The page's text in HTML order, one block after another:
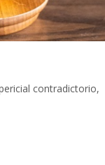
contradictorio,